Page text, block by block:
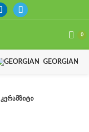
0
GEORGIAN
კერამზიტი